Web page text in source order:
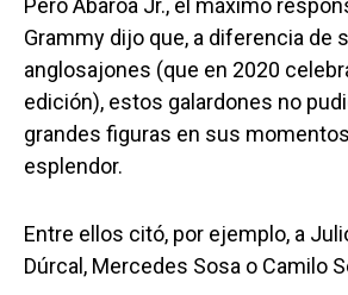
Grammy dijo que, a diferencia de
anglosajones (que en 2020
edición), estos galardones no
grandes figuras en sus
esplendor.
Entre ellos citó, por ejemplo, a
Dúrcal, Mercedes Sosa o Camilo